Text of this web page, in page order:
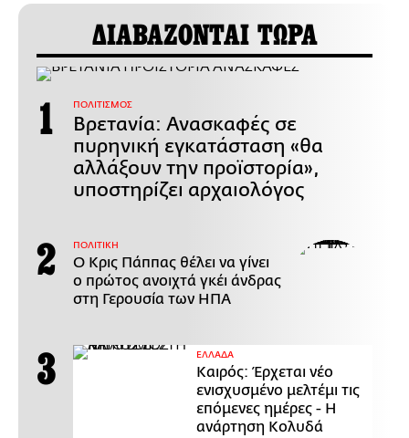
ΔΙΑΒΑΖΟΝΤΑΙ ΤΩΡΑ
ΠΟΛΙΤΙΣΜΟΣ
Βρετανία: Ανασκαφές σε
πυρηνική εγκατάσταση «θα
αλλάξουν την προϊστορία»,
υποστηρίζει αρχαιολόγος
ΠΟΛΙΤΙΚΗ
Ο Κρις Πάππας θέλει να γίνει
ο πρώτος ανοιχτά γκέι άνδρας
στη Γερουσία των ΗΠΑ
ΕΛΛΑΔΑ
Καιρός: Έρχεται νέο
ενισχυσμένο μελτέμι τις
επόμενες ημέρες - Η
ανάρτηση Κολυδά